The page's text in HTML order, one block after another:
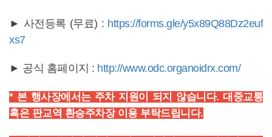
► 사전등록 (무료) : https://forms.gle/y5x89Q88Dz2euf
xs7
► 공식 홈페이지 : http://www.odc.organoidrx.com/
* 본 행사장에서는 주차 지원이 되지 않습니다. 대중교통
혹은 판교역 환승주차장 이용 부탁드립니다.